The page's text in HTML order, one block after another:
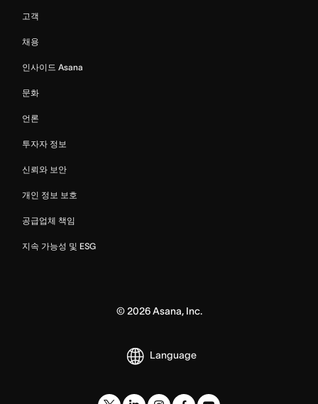
고객
채용
인사이드 Asana
문화
언론
투자자 정보
신뢰와 보안
개인 정보 보호
공급업체 책임
지속 가능성 및 ESG
© 2026Asana, Inc.
Language